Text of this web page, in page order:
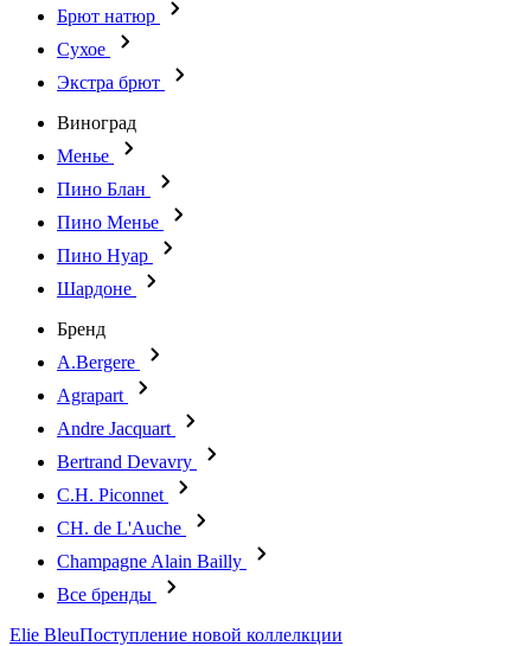
Брют натюр
Сухое
Экстра брют
Виноград
Менье
Пино Блан
Пино Менье
Пино Нуар
Шардоне
Бренд
A.Bergere
Agrapart
Andre Jacquart
Bertrand Devavry
C.H. Piconnet
CH. de L'Auche
Champagne Alain Bailly
Все бренды
Elie BleuПоступление новой коллелкции